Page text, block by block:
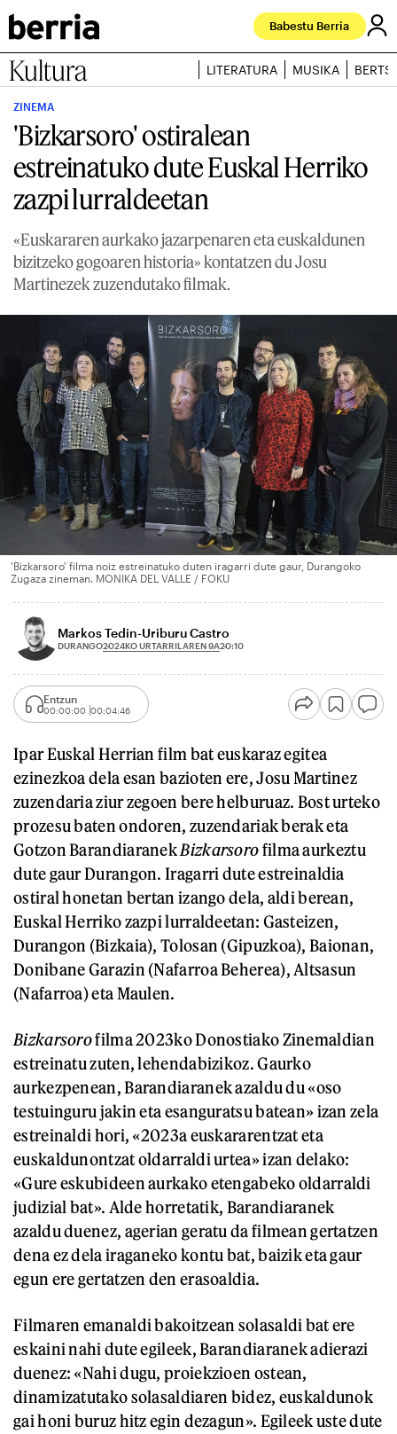
Babestu Berria
Kultura LITERATURA MUSIKA
ZINEMA
'Bizkarsoro' ostiralean
estreinatuko dute Euskal Herriko
zazpi lurraldeetan
«Euskararen aurkako jazarpenaren eta euskaldunen
bizitzeko gogoaren historia» kontatzen du Josu
Martinezek zuzendutako filmak.
'Bizkarsoro' filma noiz estreinatuko duten iragarri dute gaur, Durangoko
Zugaza zineman. MONIKA DEL VALLE / FOKU
Markos Tedin-Uriburu Castro
DURANGO2024KO URTARRILAREN 9A20:10
Entzun
00:00:00 00:04:46
Ipar Euskal Herrian film bat euskaraz egitea
ezinezkoa dela esan bazioten ere, Josu Martinez
zuzendaria ziur zegoen bere helburuaz. Bost urteko
prozesu baten ondoren, zuzendariak berak eta
Gotzon BarandiaranekBizkarsorofilma aurkeztu
dute gaur Durangon. Iragarri dute estreinaldia
ostiral honetan bertan izango dela, aldi berean,
Euskal Herriko zazpi lurraldeetan: Gasteizen,
Durangon (Bizkaia), Tolosan (Gipuzkoa), Baionan,
Donibane Garazin (Nafarroa Beherea), Altsasun
(Nafarroa) eta Maulen.
Bizkarsorofilma 2023ko Donostiako Zinemaldian
estreinatu zuten, lehendabizikoz. Gaurko
aurkezpenean, Barandiaranek azaldu du «oso
testuinguru jakin eta esanguratsu batean» izan zela
estreinaldi hori, «2023a euskararentzat eta
euskaldunontzat oldarraldi urtea» izan delako:
«Gure eskubideen aurkako etengabeko oldarraldi
judizial bat». Alde horretatik, Barandiaranek
azaldu duenez, agerian geratu da filmean gertatzen
dena ez dela iraganeko kontu bat, baizik eta gaur
egun ere gertatzen den erasoaldia.
Filmaren emanaldi bakoitzean solasaldi bat ere
eskaini nahi dute egileek, Barandiaranek adierazi
duenez: «Nahi dugu, proiekzioen ostean,
dinamizatutako solasaldiaren bidez, euskaldunok
gai honi buruz hitz egin dezagun». Egileek uste dute